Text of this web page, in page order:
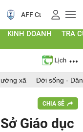
Điểm chuẩn 2026
KINH DOANH TRA
xã Đời sống -
CHIA SẺ
Giáo dục